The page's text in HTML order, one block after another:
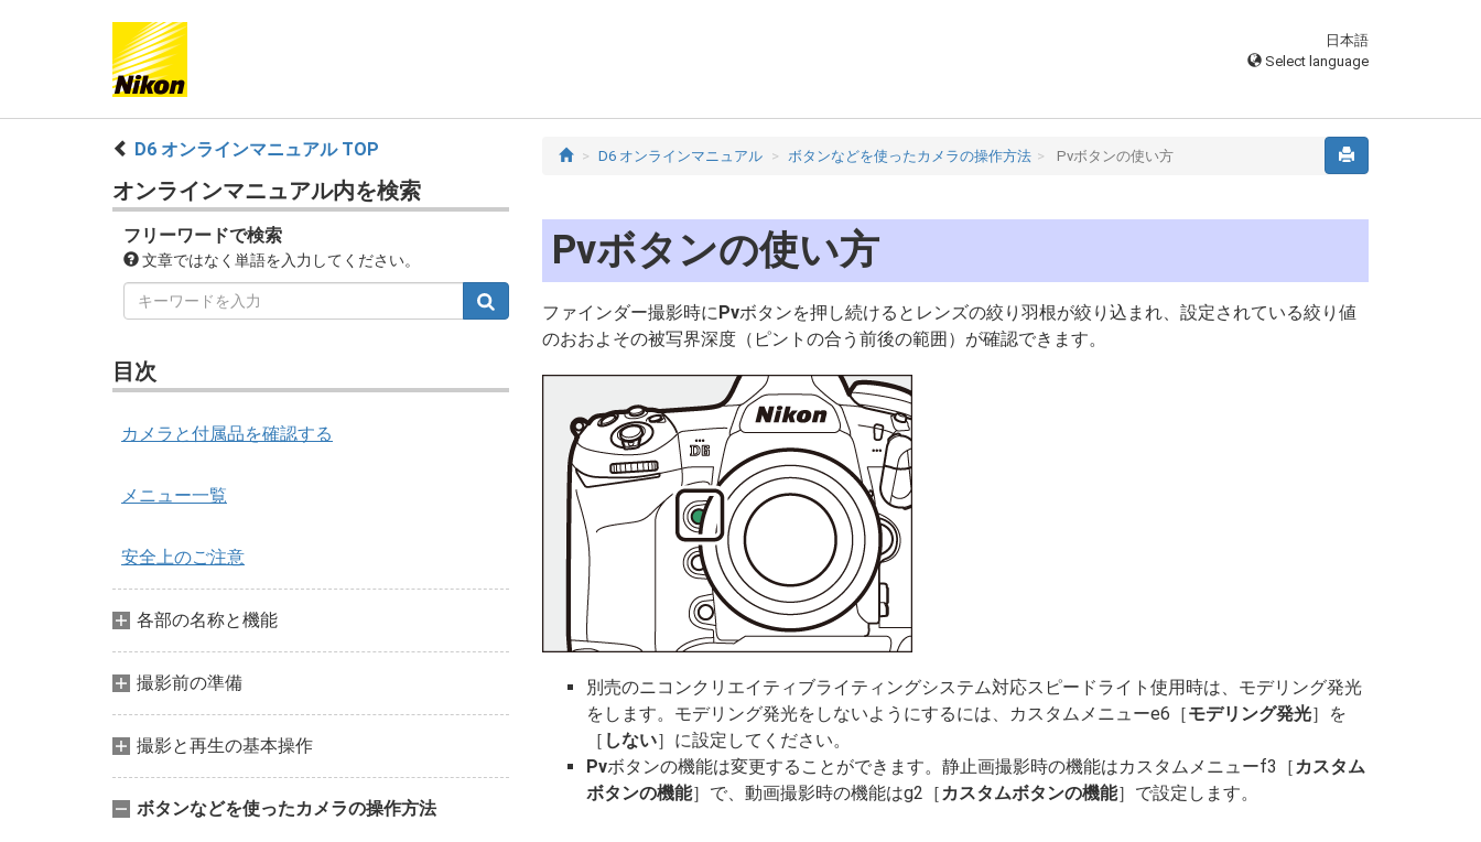
日本語
Select language
D6 オンラインマニュアル TOP
オンラインマニュアル内を検索
フリーワードで検索
文章ではなく単語を入力してください。
目次
カメラと付属品を確認する
メニュー一覧
安全上のご注意
各部の名称と機能
撮影前の準備
撮影と再生の基本操作
ボタンなどを使ったカメラの操作方法
D6 オンラインマニュアル ボタンなどを使ったカメラの操作方法 Pvボタンの使い方
Pvボタンの使い方
ファインダー撮影時にPvボタンを押し続けるとレンズの絞り羽根が絞り込まれ、設定されている絞り値
のおおよその被写界深度（ピントの合う前後の範囲）が確認できます。
別売のニコンクリエイティブライティングシステム対応スピードライト使用時は、モデリング発光
をします。モデリング発光をしないようにするには、カスタムメニューe6［モデリング発光］を
［ しない］に設定してください。
Pvボタンの機能は変更することができます。静止画撮影時の機能はカスタムメニューf3［カスタム
ボタンの機能］で、動画撮影時の機能はg2［カスタムボタンの機能］で設定します。